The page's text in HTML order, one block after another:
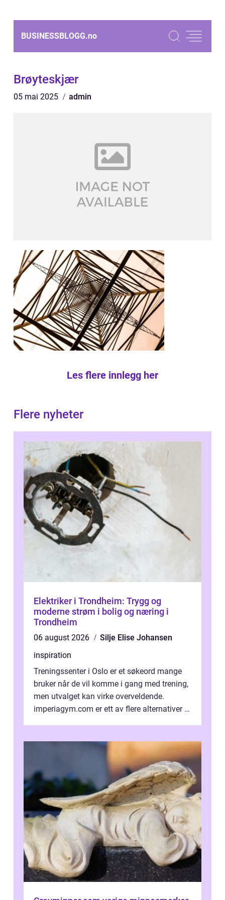
BUSINESSBLOGG.no
Brøyteskjær
05 mai 2025 admin
Les flere innlegg her
Flere nyheter
Elektriker i Trondheim: Trygg og
moderne strøm i bolig og næring i
Trondheim
06 august 2026
Silje Elise Johansen
inspiration
Treningssenter i Oslo er et søkeord mange
bruker når de vil komme i gang med trening,
men utvalget kan virke overveldende.
imperiagym.com er ett av flere alternativer i